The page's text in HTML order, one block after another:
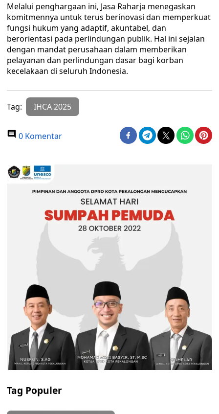
Melalui penghargaan ini, Jasa Raharja menegaskan
komitmennya untuk terus berinovasi dan memperkuat
fungsi hukum yang adaptif, akuntabel, dan
berorientasi pada perlindungan publik. Hal ini sejalan
dengan mandat perusahaan dalam memberikan
pelayanan dan perlindungan dasar bagi korban
kecelakaan di seluruh Indonesia.
Tag: IHCA 2025
0 Komentar
Tag Populer